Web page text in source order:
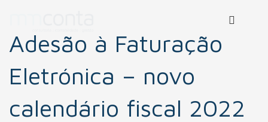
Adesão à Faturação
Eletrónica – novo
calendário fiscal 2022